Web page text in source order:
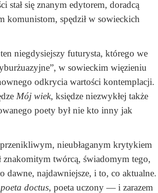
się znanym edytorem, doradcą
komunistom, spędził w sowieckich
niegdysiejszy futurysta, którego we
w sowieckim więzieniu
odkrycia wartości kontemplacji.
Mój wiek, księdze niezwykłej także
poety był nie kto inny jak
nieubłaganym krytykiem
znakomitym twórcą, świadomym tego,
dawne, najdawniejsze, i to, co aktualne.
poeta doctus, poeta uczony — i zarazem